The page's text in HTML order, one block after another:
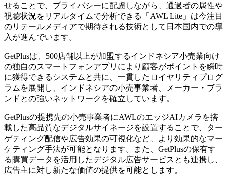
せることで、プライバシーに配慮しながら、通過者の属性や
視聴状況をリアルタイムで分析できる「AWL Lite」は今注目
のリテールメディアで期待される技術として日本国内での導
入が進んでいます。
GetPlusは、500店舗以上が加盟するインドネシア小売業向け
の独自のスマートフォンアプリにより顧客がポイントを瞬時
に獲得できるシステムと共に、一貫したロイヤリティプログ
ラムを展開し、インドネシアの小売事業者、メーカー・ブラ
ンドとの強いネットワークを確立しています。
GetPlusの提携先の小売事業者にAWLのエッジAIカメラを搭
載した高品質なデジタルサイネージを設置することで、ター
ゲティング配信や広告効果の可視化など、より効果的なマー
ケティング手法が可能となります。また、GetPlusの保有す
る購買データを活用したデジタル広告サービスとも連携し、
広告主に対し新たな価値の提供を可能とします。